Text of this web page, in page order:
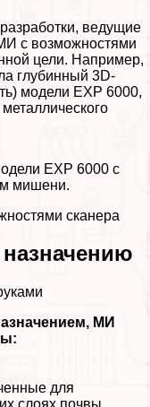
ведущие
с возможностями
цели. Например,
глубинный 3D-
модели ЕХР 6000,
ЕХР 6000 с
мишени.
сканера
МИ
для